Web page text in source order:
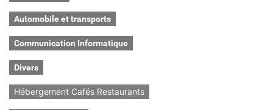
Automobile et transports
Communication Informatique
Divers
Hébergement Cafés Restaurants